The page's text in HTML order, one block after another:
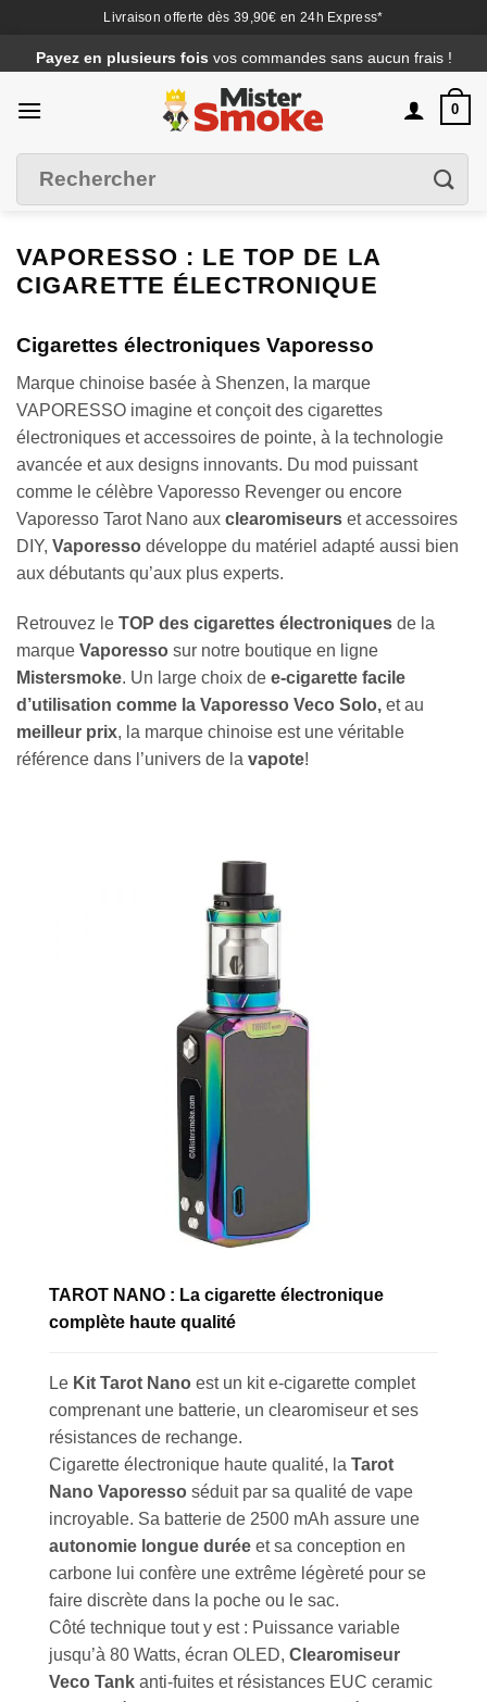
Livraison offerte dès 39,90€ en 24h Express*
au
contenu
Payez en plusieurs fois vos commandes sans aucun frais !
0
pour :
VAPORESSO : LE TOP DE LA
CIGARETTE ÉLECTRONIQUE
Cigarettes électroniques Vaporesso
Marque chinoise basée à Shenzen, la marque
VAPORESSO imagine et conçoit des cigarettes
électroniques et accessoires de pointe, à la technologie
avancée et aux designs innovants. Du mod puissant
comme le célèbre Vaporesso Revenger ou encore
Vaporesso Tarot Nano aux clearomiseurs et accessoires
DIY, Vaporesso développe du matériel adapté aussi bien
aux débutants qu’aux plus experts.
Retrouvez le TOP des cigarettes électroniques de la
marque Vaporesso sur notre boutique en ligne
Mistersmoke. Un large choix de e-cigarette facile
d’utilisation comme la Vaporesso Veco Solo, et au
meilleur prix, la marque chinoise est une véritable
référence dans l’univers de la vapote!
TAROT NANO : La cigarette électronique
complète haute qualité
Le Kit Tarot Nano est un kit e-cigarette complet
comprenant une batterie, un clearomiseur et ses
résistances de rechange.
Cigarette électronique haute qualité, la Tarot
Nano Vaporesso séduit par sa qualité de vape
incroyable. Sa batterie de 2500 mAh assure une
autonomie longue durée et sa conception en
carbone lui confère une extrême légèreté pour se
faire discrète dans la poche ou le sac.
Côté technique tout y est : Puissance variable
jusqu’à 80 Watts, écran OLED, Clearomiseur
Veco Tank anti-fuites et résistances EUC ceramic